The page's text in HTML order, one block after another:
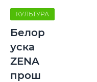
КУЛЬТУРА
Белор
уска
ZENA
прош